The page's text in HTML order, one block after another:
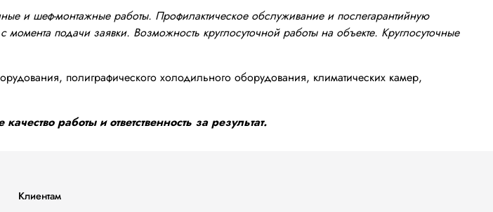
и шеф-монтажные работы. Профилактическое обслуживание и послегарантийную
подачи заявки. Возможность круглосуточной работы на объекте. Круглосуточные
полиграфического холодильного оборудования, климатических камер,
работы и ответственность за результат.
Клиентам